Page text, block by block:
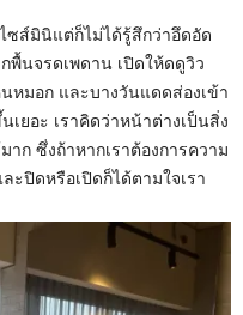
ซส์มินิแต่ก็ไม่ได้รู้สึกว่าอึดอัด
นจรดเพดาน เปิดให้ดดูวิว
หมอก และบางวันแดดส่องเข้า
ยอะ เราคิดว่าหน้าต่างเป็นสิ่ง
ก ซึ่งถ้าหากเราต้องการความ
ปิดหรือเปิดก็ได้ตามใจเรา